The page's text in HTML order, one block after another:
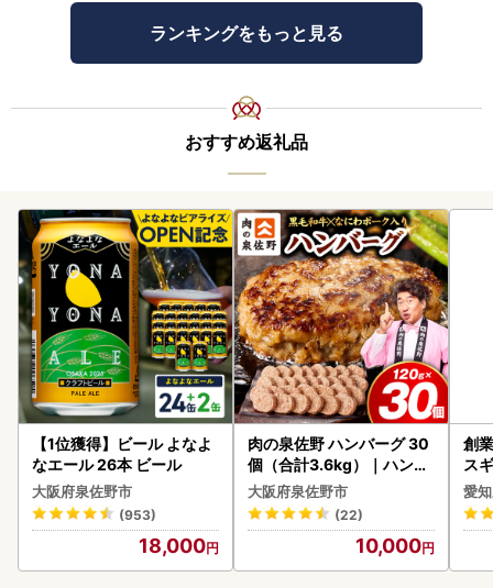
ランキングをもっと見る
おすすめ返礼品
【1位獲得】ビール よなよ
なエール 26本 ビール
大阪府泉佐野市
(953)
18,000
肉の泉佐野 ハンバーグ 30
個（合計3.6kg）｜ハンバ
ーグ 訳あり 黒毛和牛×なに
わポーク
大阪府泉佐野市
(22)
10,000
創
ス
み
惣
ン
愛